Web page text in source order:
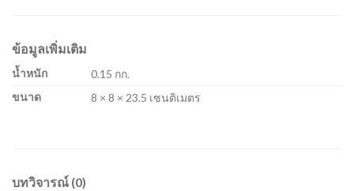
ข้อมูลเพิ่มเติม
น้ำหนัก
0.15 กก.
ขนาด
8 × 8 × 23.5 เซนติเมตร
บทวิจารณ์ (0)